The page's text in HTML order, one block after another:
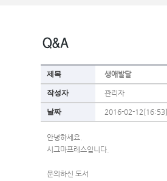
제목 생애발달
작성자 관리자
날짜 2016-02-12[16:53]
안녕하세요.
시그마프레스입니다.
문의하신 도서